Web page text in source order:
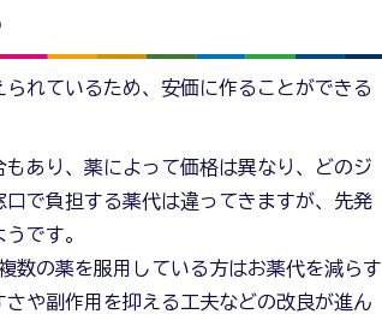
れているため、安価に作ることができる
あり、薬によって価格は異なり、どのジ
で負担する薬代は違ってきますが、先発
です。
数の薬を服用している方はお薬代を減らす
や副作用を抑える工夫などの改良が進ん